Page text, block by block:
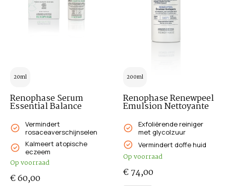
20ml
Renophase Serum
Essential Balance
Vermindert
rosaceaverschijnselen
Kalmeert atopische
eczeem
Op voorraad
€60,00
200ml
Renophase Renewpeel
Emulsion Nettoyante
Exfoliërende reiniger
met glycolzuur
Vermindert doffe huid
Op voorraad
€74,00